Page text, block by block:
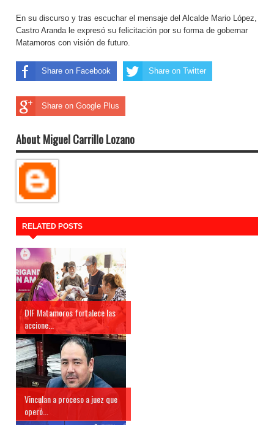
En su discurso y tras escuchar el mensaje del Alcalde Mario López,
Castro Aranda le expresó su felicitación por su forma de gobernar
Matamoros con visión de futuro.
Share on Facebook Share on Twitter
Share on Google Plus
About Miguel Carrillo Lozano
RELATED POSTS
DIF Matamoros fortalece las
accione...
Vinculan a proceso a juez que
operó...